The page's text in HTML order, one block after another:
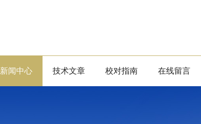
新闻中心 技术文章 校对指南 在线留言